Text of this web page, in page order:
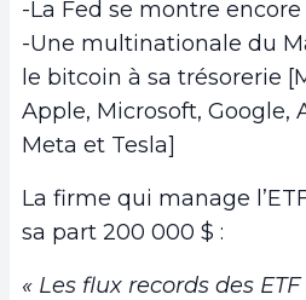
-La Fed se montre
-Une multinationale du
le bitcoin à sa trésorerie
Apple, Microsoft, Google,
Meta et Tesla]
La firme qui manage
sa part 200 000 $ :
« Les flux records des